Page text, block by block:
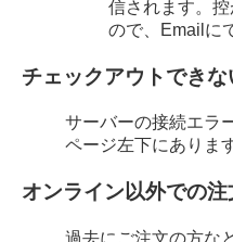
信されます。
ので、Emailに
チェックアウトできな
サーバーの接続エラ
ページ左下にありま
オンライン以外での注
過去にご注文の方な